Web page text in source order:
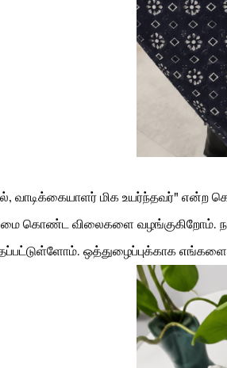
வாடிக்கையாளர் மிக உயர்ந்தவர்" என்ற
கொண்ட விலைகளை வழங்குகிறோம்.
ஒத்துழைப்புக்காக